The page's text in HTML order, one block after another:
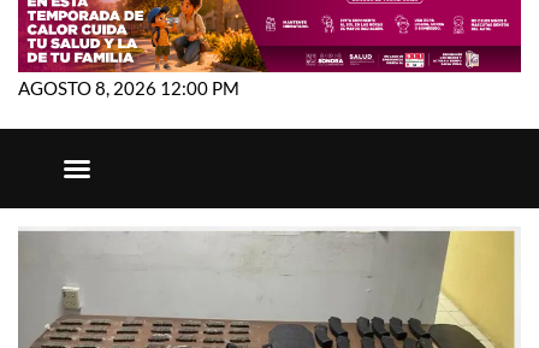
AGOSTO 8, 2026 12:00 PM